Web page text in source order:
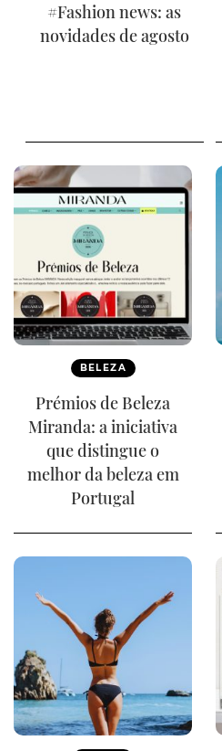
#Fashion news: as
novidades de agosto
BELEZA
Prémios de Beleza
Miranda: a iniciativa
que distingue o
melhor da beleza em
Portugal